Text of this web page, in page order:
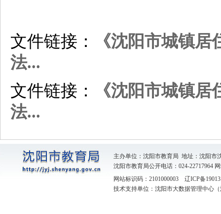
文件链接：
《沈阳市城镇
法...
文件链接：
《沈阳市城镇
法...
主办单位：沈阳市教育局 地址：沈阳
沈阳市教育局公开电话：024-22717964
网站标识码：2101000003 辽ICP备
技术支持单位：沈阳市大数据管理中心